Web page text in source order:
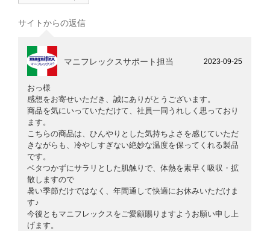
サイトからの返信
マニフレックスサポート担当 2023-09-25
おっ様
感想をお寄せいただき、誠にありがとうございます。
商品を気にいっていただけて、社員一同うれしく思っており
ます。
こちらの商品は、ひんやりとした気持ちよさを感じていただ
きながらも、冷やしすぎない絶妙な温度を保ってくれる製品
です。
ベタつかずにサラリとした肌触りで、体熱を素早く吸収・拡
散しますので
暑い季節だけではなく、年間通して快適にお休みいただけま
す♪
今後ともマニフレックスをご愛顧賜りますようお願い申し上
げます。